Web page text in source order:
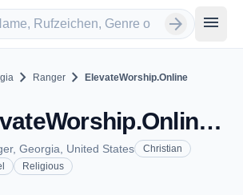
arrow_forward menu
chevron_right Ranger chevron_right ElevateWorship.Online
ElevateWorship.Online - Ranger, GA
Georgia, United States
Christian
Religious